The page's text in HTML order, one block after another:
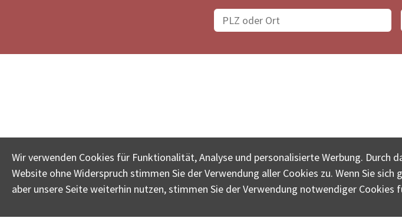
Wir verwenden Cookies für Funktionalität, Analyse und personalisierte Werbung. Durch
Website ohne Widerspruch stimmen Sie der Verwendung aller Cookies zu. Wenn Sie sich
aber unsere Seite weiterhin nutzen, stimmen Sie der Verwendung notwendiger Cookies
©
www.betreibungsschalter-plus.ch ist eine